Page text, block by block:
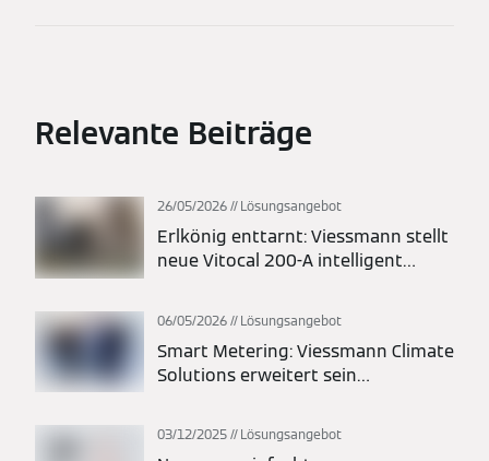
Relevante Beiträge
26/05/2026 Lösungsangebot
Erlkönig enttarnt: Viessmann stellt
neue Vitocal 200-A intelligent
06/05/2026 Lösungsangebot
Smart Metering: Viessmann Climate
Solutions erweitert sein
03/12/2025 Lösungsangebot